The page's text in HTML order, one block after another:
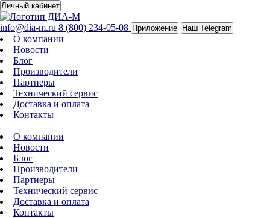
Личный кабинет
info@dia-m.ru 8 (800) 234-05-08 Приложение Наш Telegram
О компании
Новости
Блог
Производители
Партнеры
Технический сервис
Доставка и оплата
Контакты
О компании
Новости
Блог
Производители
Партнеры
Технический сервис
Доставка и оплата
Контакты